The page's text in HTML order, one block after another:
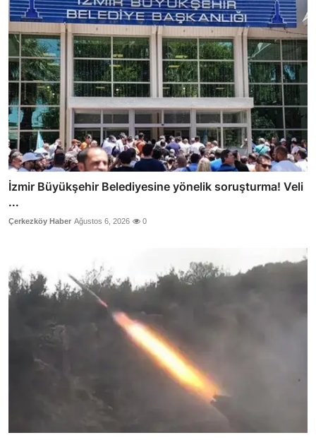
İzmir Büyükşehir Belediyesine yönelik soruşturma! Veli
...
Çerkezköy Haber Ağustos 6, 2026 0